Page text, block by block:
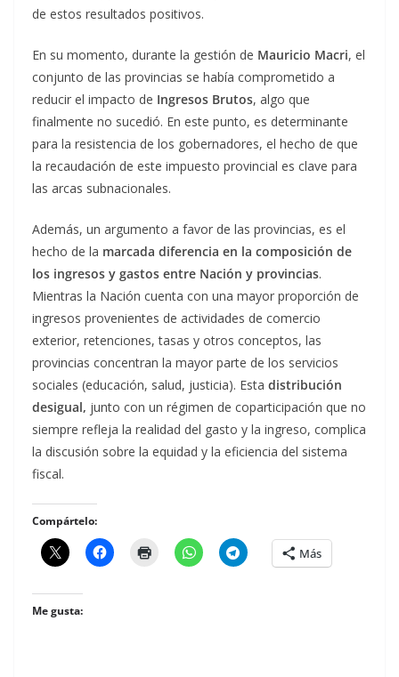
de estos resultados positivos.
En su momento, durante la gestión de Mauricio Macri, el
conjunto de las provincias se había comprometido a
reducir el impacto de Ingresos Brutos, algo que
finalmente no sucedió. En este punto, es determinante
para la resistencia de los gobernadores, el hecho de que
la recaudación de este impuesto provincial es clave para
las arcas subnacionales.
Además, un argumento a favor de las provincias, es el
hecho de la marcada diferencia en la composición de
los ingresos y gastos entre Nación y provincias.
Mientras la Nación cuenta con una mayor proporción de
ingresos provenientes de actividades de comercio
exterior, retenciones, tasas y otros conceptos, las
provincias concentran la mayor parte de los servicios
sociales (educación, salud, justicia). Esta distribución
desigual, junto con un régimen de coparticipación que no
siempre refleja la realidad del gasto y la ingreso, complica
la discusión sobre la equidad y la eficiencia del sistema
fiscal.
Compártelo:
Más
Me gusta: